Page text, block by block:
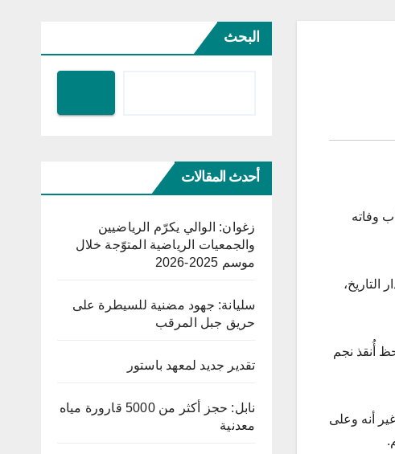
وفاته
ولحسن الحظ أُنقذ نجم
دوامينا، غير أنه وعلى
البحث
أحدث المقالات
زغوان: الوالي يكرّم الرياضيين
والجمعيات الرياضية المتوّجة خلال
موسم 2025-2026
سليانة: جهود مضنية للسيطرة على
حريق جبل المرقب
تقدير جديد لمعهد باستور
نابل: حجز أكثر من 5000 قارورة مياه
معدنية